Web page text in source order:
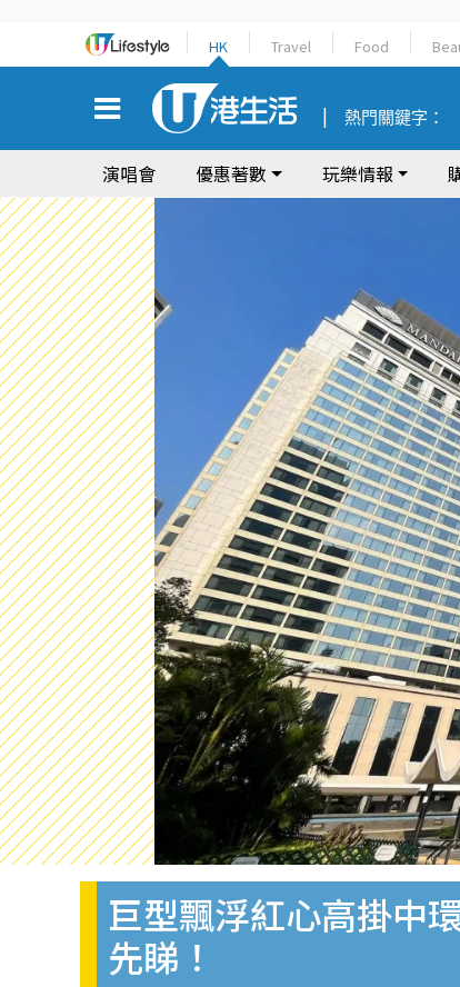
HK Travel Food
熱門關鍵字：
演唱會 優惠著數 玩樂情報
巨型飄浮紅心高掛中
先睇！